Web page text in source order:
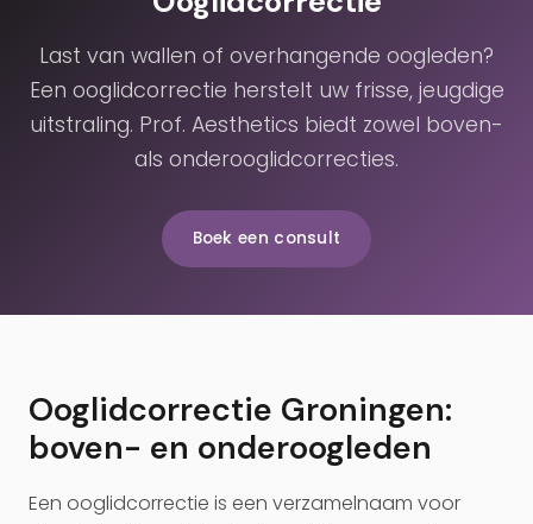
Last van wallen of overhangende oogleden?
Een ooglidcorrectie herstelt uw frisse, jeugdige
uitstraling. Prof. Aesthetics biedt zowel boven-
als onderooglidcorrecties.
Boek een consult
Ooglidcorrectie Groningen:
boven- en onderoogleden
Een ooglidcorrectie is een verzamelnaam voor